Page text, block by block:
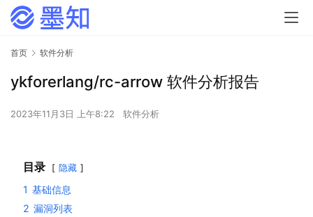
首页 软件分析
ykforerlang/rc-arrow 软件分析报告
2023年11月3日 上午8:22 软件分析
目录 隐藏
1 基础信息
2 漏洞列表